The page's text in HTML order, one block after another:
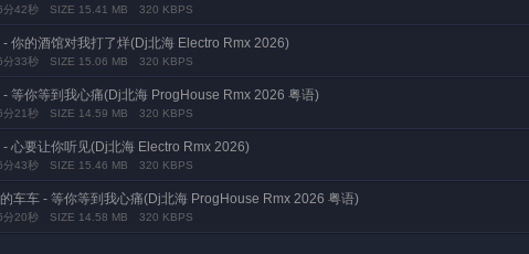
分42秒 SIZE 15.41 MB 320 KBPS
- 你的酒馆对我打了烊(Dj北海 Electro Rmx 2026)
分33秒 SIZE 15.06 MB 320 KBPS
- 等你等到我心痛(Dj北海 ProgHouse Rmx 2026 粤语)
分21秒 SIZE 14.59 MB 320 KBPS
- 心要让你听见(Dj北海 Electro Rmx 2026)
分43秒 SIZE 15.46 MB 320 KBPS
车车 - 等你等到我心痛(Dj北海 ProgHouse Rmx 2026 粤语)
分20秒 SIZE 14.58 MB 320 KBPS